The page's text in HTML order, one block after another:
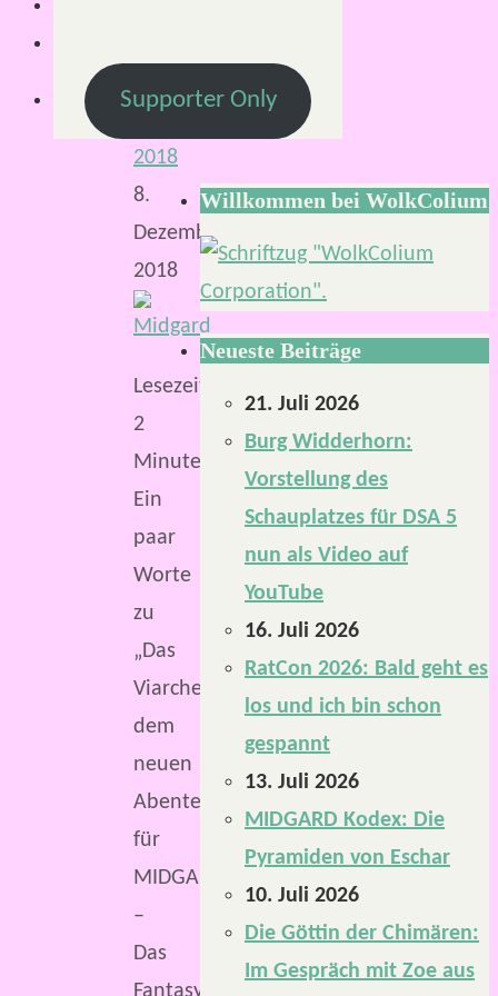
2018
8.
Dezember
2018
Lesezeit:
2
Minuten
Ein
paar
Worte
zu
„Das
Viarchengrab“,
dem
neuen
Abenteuer
für
MIDGARD
–
Das
Fantasy-
Supporter Only
Willkommen bei WolkColium
Neueste Beiträge
21. Juli 2026
Burg Widderhorn:
Vorstellung des
Schauplatzes für DSA 5
nun als Video auf
YouTube
16. Juli 2026
RatCon 2026: Bald geht es
los und ich bin schon
gespannt
13. Juli 2026
MIDGARD Kodex: Die
Pyramiden von Eschar
10. Juli 2026
Die Göttin der Chimären:
Im Gespräch mit Zoe aus